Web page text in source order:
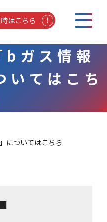
はこちら
ガス情報
てはこち
についてはこちら